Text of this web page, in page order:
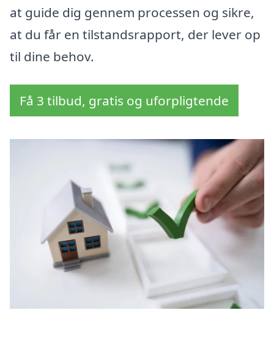
at guide dig gennem processen og sikre,
at du får en tilstandsrapport, der lever op
til dine behov.
Få 3 tilbud, gratis og uforpligtende